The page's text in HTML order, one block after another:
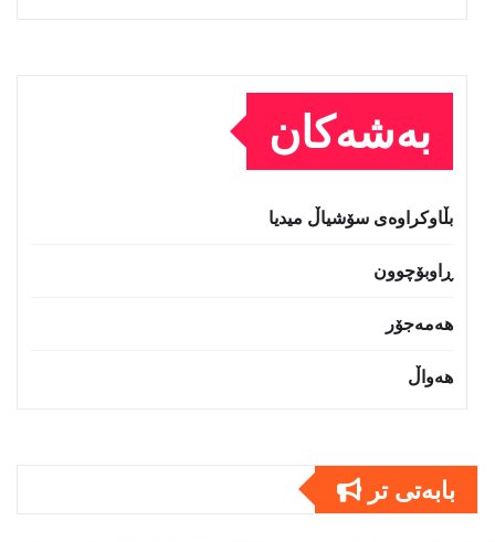
بەشەکان
بڵاوکراوەی سۆشیاڵ میدیا
ڕاوبۆچوون
هەمەجۆر
هەواڵ
بابەتى تر